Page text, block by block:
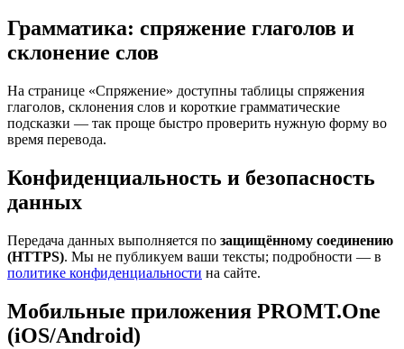
Грамматика: спряжение глаголов и
склонение слов
На странице «Спряжение» доступны таблицы спряжения
глаголов, склонения слов и короткие грамматические
подсказки — так проще быстро проверить нужную форму во
время перевода.
Конфиденциальность и безопасность
данных
Передача данных выполняется по защищённому соединению
(HTTPS). Мы не публикуем ваши тексты; подробности — в
политике конфиденциальности на сайте.
Мобильные приложения PROMT.One
(iOS/Android)